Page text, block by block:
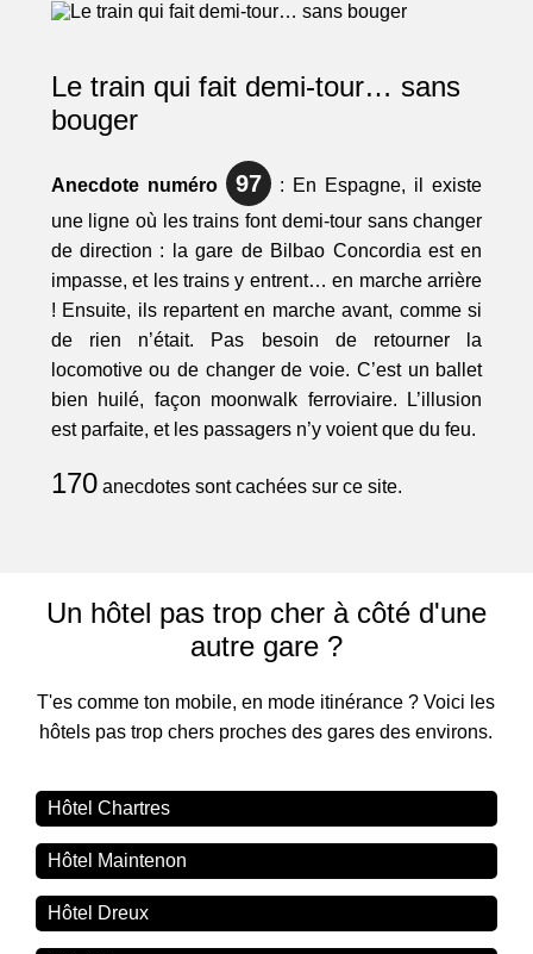
Le train qui fait demi-tour… sans
bouger
Anecdote numéro 97 : En Espagne, il existe
une ligne où les trains font demi-tour sans changer
de direction : la gare de Bilbao Concordia est en
impasse, et les trains y entrent… en marche arrière
! Ensuite, ils repartent en marche avant, comme si
de rien n’était. Pas besoin de retourner la
locomotive ou de changer de voie. C’est un ballet
bien huilé, façon moonwalk ferroviaire. L’illusion
est parfaite, et les passagers n’y voient que du feu.
170anecdotes sont cachées sur ce site.
Un hôtel pas trop cher à côté d'une
autre gare ?
T'es comme ton mobile, en mode itinérance ? Voici les
hôtels pas trop chers proches des gares des environs.
Hôtel Chartres
Hôtel Maintenon
Hôtel Dreux